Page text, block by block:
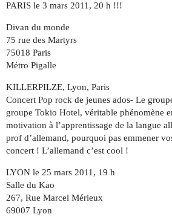
PARIS le 3 mars 2011, 20 h !!!
Divan du monde
75 rue des Martyrs
75018 Paris
Métro Pigalle
KILLERPILZE, Lyon, Paris
Concert Pop rock de jeunes ados- Le
groupe Tokio Hotel, véritable phénomène
motivation à l’apprentissage de la langue
prof d’allemand, pourquoi pas emmener
concert ! L’allemand c’est cool !
LYON le 25 mars 2011, 19 h
Salle du Kao
267, Rue Marcel Mérieux
69007 Lyon